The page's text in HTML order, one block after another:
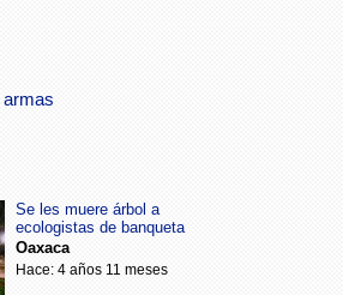
armas
Se les muere árbol a
ecologistas de banqueta
Oaxaca
Hace: 4 años 11 meses